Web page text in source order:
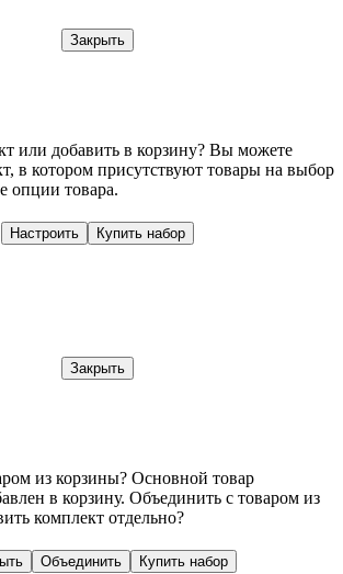
Закрыть
или добавить в корзину? Вы можете
в котором присутствуют товары на выбор
опции товара.
Настроить
Купить набор
Закрыть
из корзины? Основной товар
в корзину. Объединить с товаром из
комплект отдельно?
Объединить
Купить набор